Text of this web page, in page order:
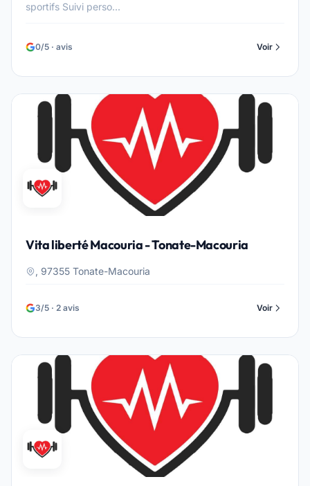
sportifs Suivi perso...
0/5 · avis Voir
Vita liberté Macouria - Tonate-Macouria
, 97355 Tonate-Macouria
3/5 · 2 avis Voir